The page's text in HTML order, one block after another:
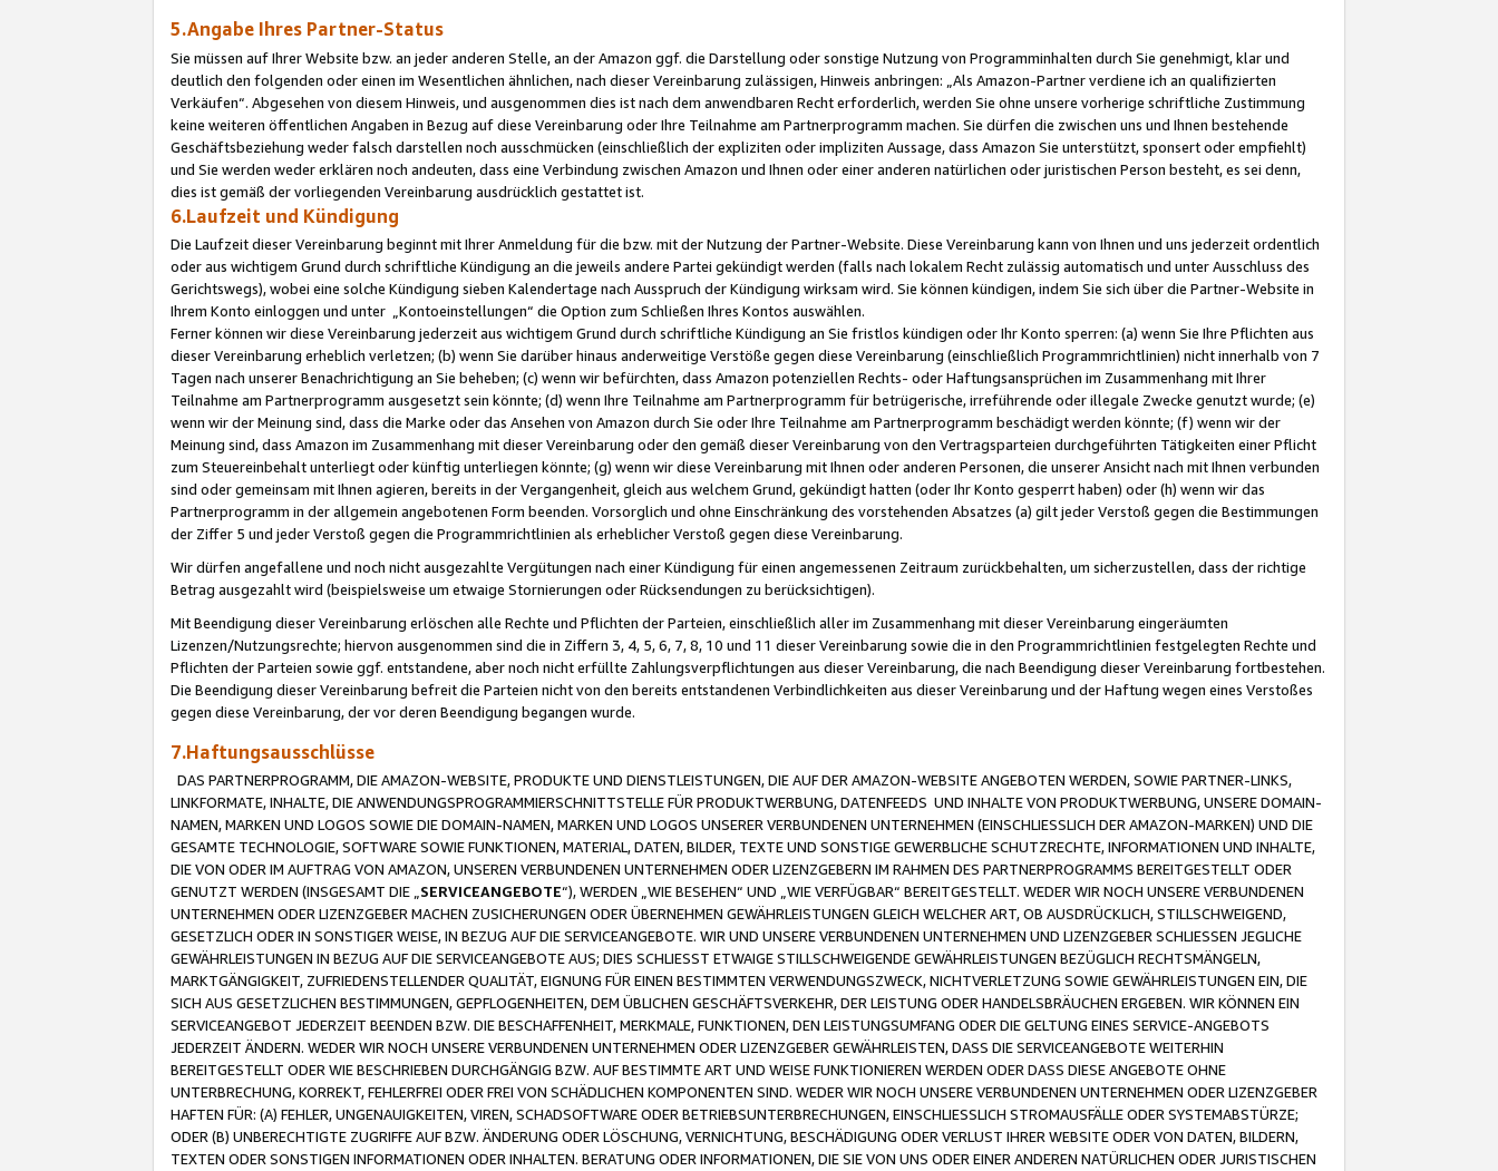
5.Angabe Ihres Partner-Status
Sie müssen auf Ihrer Website bzw. an jeder anderen Stelle, an der Amazon ggf. die Darstellung oder sonstige Nutzung von Programminhalten durch Sie genehmigt, klar und
deutlich den folgenden oder einen im Wesentlichen ähnlichen, nach dieser Vereinbarung zulässigen, Hinweis anbringen: „Als Amazon-Partner verdiene ich an qualifizierten
Verkäufen“. Abgesehen von diesem Hinweis, und ausgenommen dies ist nach dem anwendbaren Recht erforderlich, werden Sie ohne unsere vorherige schriftliche Zustimmung
keine weiteren öffentlichen Angaben in Bezug auf diese Vereinbarung oder Ihre Teilnahme am Partnerprogramm machen. Sie dürfen die zwischen uns und Ihnen bestehende
Geschäftsbeziehung weder falsch darstellen noch ausschmücken (einschließlich der expliziten oder impliziten Aussage, dass Amazon Sie unterstützt, sponsert oder empfiehlt)
und Sie werden weder erklären noch andeuten, dass eine Verbindung zwischen Amazon und Ihnen oder einer anderen natürlichen oder juristischen Person besteht, es sei denn,
dies ist gemäß der vorliegenden Vereinbarung ausdrücklich gestattet ist.
6.Laufzeit und Kündigung
Die Laufzeit dieser Vereinbarung beginnt mit Ihrer Anmeldung für die bzw. mit der Nutzung der Partner-Website. Diese Vereinbarung kann von Ihnen und uns jederzeit ordentlich
oder aus wichtigem Grund durch schriftliche Kündigung an die jeweils andere Partei gekündigt werden (falls nach lokalem Recht zulässig automatisch und unter Ausschluss des
Gerichtswegs), wobei eine solche Kündigung sieben Kalendertage nach Ausspruch der Kündigung wirksam wird. Sie können kündigen, indem Sie sich über die Partner-Website in
Ihrem Konto einloggen und unter „Kontoeinstellungen“ die Option zum Schließen Ihres Kontos auswählen.
Ferner können wir diese Vereinbarung jederzeit aus wichtigem Grund durch schriftliche Kündigung an Sie fristlos kündigen oder Ihr Konto sperren: (a) wenn Sie Ihre Pflichten aus
dieser Vereinbarung erheblich verletzen; (b) wenn Sie darüber hinaus anderweitige Verstöße gegen diese Vereinbarung (einschließlich Programmrichtlinien) nicht innerhalb von 7
Tagen nach unserer Benachrichtigung an Sie beheben; (c) wenn wir befürchten, dass Amazon potenziellen Rechts- oder Haftungsansprüchen im Zusammenhang mit Ihrer
Teilnahme am Partnerprogramm ausgesetzt sein könnte; (d) wenn Ihre Teilnahme am Partnerprogramm für betrügerische, irreführende oder illegale Zwecke genutzt wurde; (e)
wenn wir der Meinung sind, dass die Marke oder das Ansehen von Amazon durch Sie oder Ihre Teilnahme am Partnerprogramm beschädigt werden könnte; (f) wenn wir der
Meinung sind, dass Amazon im Zusammenhang mit dieser Vereinbarung oder den gemäß dieser Vereinbarung von den Vertragsparteien durchgeführten Tätigkeiten einer Pflicht
zum Steuereinbehalt unterliegt oder künftig unterliegen könnte; (g) wenn wir diese Vereinbarung mit Ihnen oder anderen Personen, die unserer Ansicht nach mit Ihnen verbunden
sind oder gemeinsam mit Ihnen agieren, bereits in der Vergangenheit, gleich aus welchem Grund, gekündigt hatten (oder Ihr Konto gesperrt haben) oder (h) wenn wir das
Partnerprogramm in der allgemein angebotenen Form beenden. Vorsorglich und ohne Einschränkung des vorstehenden Absatzes (a) gilt jeder Verstoß gegen die Bestimmungen
der Ziffer 5 und jeder Verstoß gegen die Programmrichtlinien als erheblicher Verstoß gegen diese Vereinbarung.
Wir dürfen angefallene und noch nicht ausgezahlte Vergütungen nach einer Kündigung für einen angemessenen Zeitraum zurückbehalten, um sicherzustellen, dass der richtige
Betrag ausgezahlt wird (beispielsweise um etwaige Stornierungen oder Rücksendungen zu berücksichtigen).
Mit Beendigung dieser Vereinbarung erlöschen alle Rechte und Pflichten der Parteien, einschließlich aller im Zusammenhang mit dieser Vereinbarung eingeräumten
Lizenzen/Nutzungsrechte; hiervon ausgenommen sind die in Ziffern 3, 4, 5, 6, 7, 8, 10 und 11 dieser Vereinbarung sowie die in den Programmrichtlinien festgelegten Rechte und
Pflichten der Parteien sowie ggf. entstandene, aber noch nicht erfüllte Zahlungsverpflichtungen aus dieser Vereinbarung, die nach Beendigung dieser Vereinbarung fortbestehen.
Die Beendigung dieser Vereinbarung befreit die Parteien nicht von den bereits entstandenen Verbindlichkeiten aus dieser Vereinbarung und der Haftung wegen eines Verstoßes
gegen diese Vereinbarung, der vor deren Beendigung begangen wurde.
7.Haftungsausschlüsse
DAS PARTNERPROGRAMM, DIE AMAZON-WEBSITE, PRODUKTE UND DIENSTLEISTUNGEN, DIE AUF DER AMAZON-WEBSITE ANGEBOTEN WERDEN, SOWIE PARTNER-LINKS,
LINKFORMATE, INHALTE, DIE ANWENDUNGSPROGRAMMIERSCHNITTSTELLE FÜR PRODUKTWERBUNG, DATENFEEDS UND INHALTE VON PRODUKTWERBUNG, UNSERE DOMAIN-
NAMEN, MARKEN UND LOGOS SOWIE DIE DOMAIN-NAMEN, MARKEN UND LOGOS UNSERER VERBUNDENEN UNTERNEHMEN (EINSCHLIESSLICH DER AMAZON-MARKEN) UND DIE
GESAMTE TECHNOLOGIE, SOFTWARE SOWIE FUNKTIONEN, MATERIAL, DATEN, BILDER, TEXTE UND SONSTIGE GEWERBLICHE SCHUTZRECHTE, INFORMATIONEN UND INHALTE,
DIE VON ODER IM AUFTRAG VON AMAZON, UNSEREN VERBUNDENEN UNTERNEHMEN ODER LIZENZGEBERN IM RAHMEN DES PARTNERPROGRAMMS BEREITGESTELLT ODER
GENUTZT WERDEN (INSGESAMT DIE „ SERVICEANGEBOTE“), WERDEN „WIE BESEHEN“ UND „WIE VERFÜGBAR“ BEREITGESTELLT. WEDER WIR NOCH UNSERE VERBUNDENEN
UNTERNEHMEN ODER LIZENZGEBER MACHEN ZUSICHERUNGEN ODER ÜBERNEHMEN GEWÄHRLEISTUNGEN GLEICH WELCHER ART, OB AUSDRÜCKLICH, STILLSCHWEIGEND,
GESETZLICH ODER IN SONSTIGER WEISE, IN BEZUG AUF DIE SERVICEANGEBOTE. WIR UND UNSERE VERBUNDENEN UNTERNEHMEN UND LIZENZGEBER SCHLIESSEN JEGLICHE
GEWÄHRLEISTUNGEN IN BEZUG AUF DIE SERVICEANGEBOTE AUS; DIES SCHLIESST ETWAIGE STILLSCHWEIGENDE GEWÄHRLEISTUNGEN BEZÜGLICH RECHTSMÄNGELN,
MARKTGÄNGIGKEIT, ZUFRIEDENSTELLENDER QUALITÄT, EIGNUNG FÜR EINEN BESTIMMTEN VERWENDUNGSZWECK, NICHTVERLETZUNG SOWIE GEWÄHRLEISTUNGEN EIN, DIE
SICH AUS GESETZLICHEN BESTIMMUNGEN, GEPFLOGENHEITEN, DEM ÜBLICHEN GESCHÄFTSVERKEHR, DER LEISTUNG ODER HANDELSBRÄUCHEN ERGEBEN. WIR KÖNNEN EIN
SERVICEANGEBOT JEDERZEIT BEENDEN BZW. DIE BESCHAFFENHEIT, MERKMALE, FUNKTIONEN, DEN LEISTUNGSUMFANG ODER DIE GELTUNG EINES SERVICE-ANGEBOTS
JEDERZEIT ÄNDERN. WEDER WIR NOCH UNSERE VERBUNDENEN UNTERNEHMEN ODER LIZENZGEBER GEWÄHRLEISTEN, DASS DIE SERVICEANGEBOTE WEITERHIN
BEREITGESTELLT ODER WIE BESCHRIEBEN DURCHGÄNGIG BZW. AUF BESTIMMTE ART UND WEISE FUNKTIONIEREN WERDEN ODER DASS DIESE ANGEBOTE OHNE
UNTERBRECHUNG, KORREKT, FEHLERFREI ODER FREI VON SCHÄDLICHEN KOMPONENTEN SIND. WEDER WIR NOCH UNSERE VERBUNDENEN UNTERNEHMEN ODER LIZENZGEBER
HAFTEN FÜR: (A) FEHLER, UNGENAUIGKEITEN, VIREN, SCHADSOFTWARE ODER BETRIEBSUNTERBRECHUNGEN, EINSCHLIESSLICH STROMAUSFÄLLE ODER SYSTEMABSTÜRZE;
ODER (B) UNBERECHTIGTE ZUGRIFFE AUF BZW. ÄNDERUNG ODER LÖSCHUNG, VERNICHTUNG, BESCHÄDIGUNG ODER VERLUST IHRER WEBSITE ODER VON DATEN, BILDERN,
TEXTEN ODER SONSTIGEN INFORMATIONEN ODER INHALTEN. BERATUNG ODER INFORMATIONEN, DIE SIE VON UNS ODER EINER ANDEREN NATÜRLICHEN ODER JURISTISCHEN